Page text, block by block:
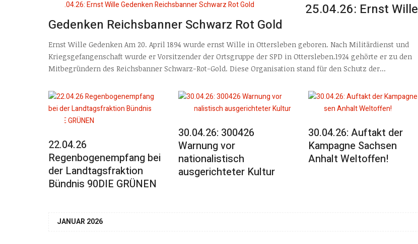
25.04.26: Ernst Wille
Gedenken Reichsbanner Schwarz Rot Gold
Ernst Wille Gedenken Am 20. April 1894 wurde ernst Wille in Ottersleben geboren. Nach Militärdienst und
Kriegsgefangenschaft wurde er Vorsitzender der Ortsgruppe der SPD in Ottersleben.1924 gehörte er zu den
Mitbegründern des Reichsbanner Schwarz-Rot-Gold. Diese Organisation stand für den Schutz der...
22.04.26
Regenbogenempfang bei
der Landtagsfraktion
Bündnis 90DIE GRÜNEN
30.04.26: 300426
Warnung vor
nationalistisch
ausgerichteter Kultur
30.04.26: Auftakt der
Kampagne Sachsen
Anhalt Weltoffen!
JANUAR 2026